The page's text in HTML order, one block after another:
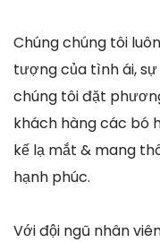
Chúng chúng tôi
tượng của tình ái, sự
chúng tôi đặt
khách hàng các bó
kế lạ mắt & mang
hạnh phúc.
Với đội ngũ nhân